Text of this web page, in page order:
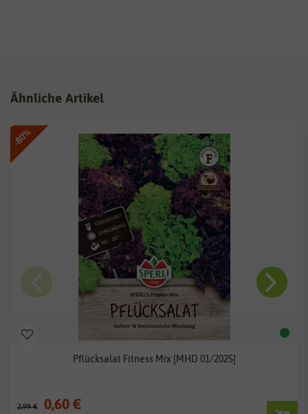
Ähnliche Artikel
-80%
Pflücksalat Fitness Mix [MHD 01/2025]
2,99 € 0,60 €